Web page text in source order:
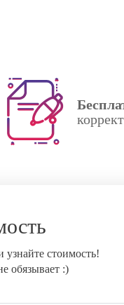
узнайте стоимость!
обязывает :)